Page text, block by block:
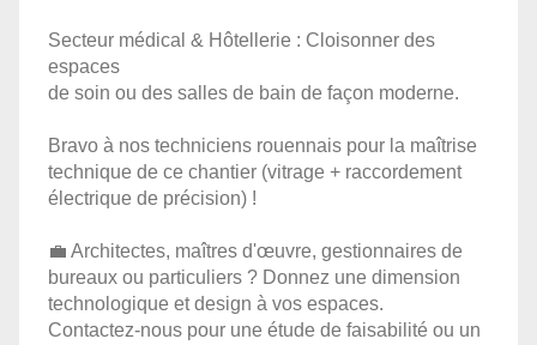
Secteur médical & Hôtellerie : Cloisonner des
espaces
de soin ou des salles de bain de façon moderne.
Bravo à nos techniciens rouennais pour la maîtrise
technique de ce chantier (vitrage + raccordement
électrique de précision) !
💼 Architectes, maîtres d'œuvre, gestionnaires de
bureaux ou particuliers ? Donnez une dimension
technologique et design à vos espaces.
Contactez-nous pour une étude de faisabilité ou un